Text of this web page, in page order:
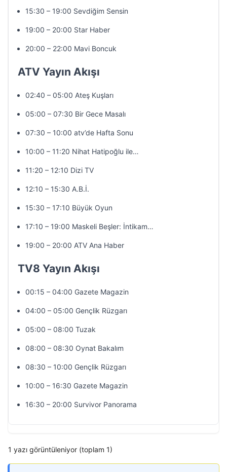
15:30 – 19:00 Sevdiğim Sensin
19:00 – 20:00 Star Haber
20:00 – 22:00 Mavi Boncuk
ATV Yayın Akışı
02:40 – 05:00 Ateş Kuşları
05:00 – 07:30 Bir Gece Masalı
07:30 – 10:00 atv’de Hafta Sonu
10:00 – 11:20 Nihat Hatipoğlu ile…
11:20 – 12:10 Dizi TV
12:10 – 15:30 A.B.İ.
15:30 – 17:10 Büyük Oyun
17:10 – 19:00 Maskeli Beşler: İntikam…
19:00 – 20:00 ATV Ana Haber
TV8 Yayın Akışı
00:15 – 04:00 Gazete Magazin
04:00 – 05:00 Gençlik Rüzgarı
05:00 – 08:00 Tuzak
08:00 – 08:30 Oynat Bakalım
08:30 – 10:00 Gençlik Rüzgarı
10:00 – 16:30 Gazete Magazin
16:30 – 20:00 Survivor Panorama
1 yazı görüntüleniyor (toplam 1)